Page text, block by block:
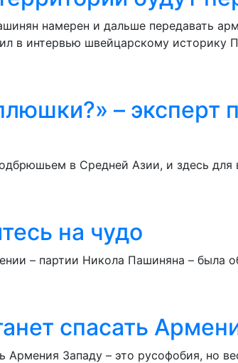
намерен и дальше передавать
в интервью швейцарскому историку
– эксперт
в Средней Азии, и здесь
на чудо
– партии Никола Пашиняна – была
спасать
Армения Западу – это русофобия, но